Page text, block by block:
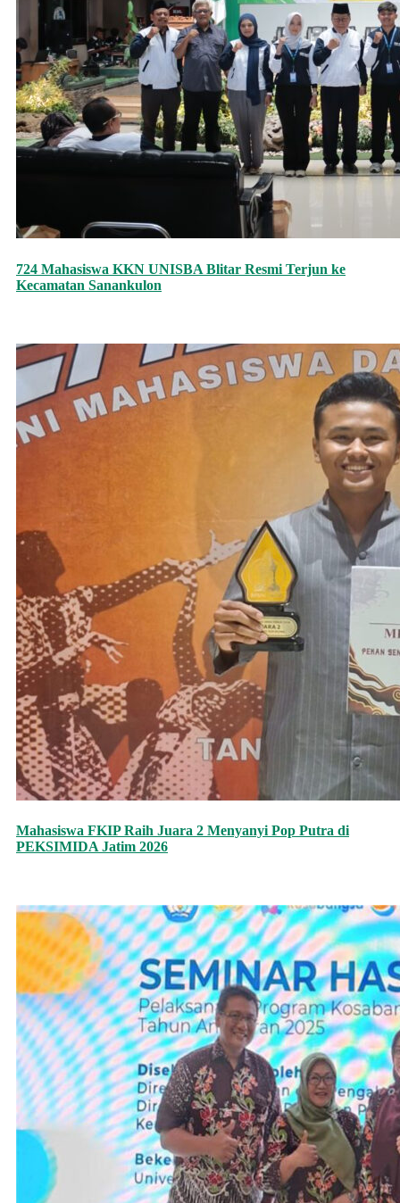
724 Mahasiswa KKN UNISBA Blitar Resmi Terjun ke
Kecamatan Sanankulon
Mahasiswa FKIP Raih Juara 2 Menyanyi Pop Putra di
PEKSIMIDA Jatim 2026